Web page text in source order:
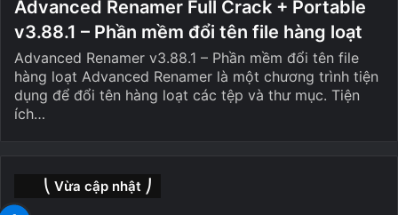
Advanced Renamer Full Crack + Portable
v3.88.1 – Phần mềm đổi tên file hàng loạt
Advanced Renamer v3.88.1 – Phần mềm đổi tên file
hàng loạt Advanced Renamer là một chương trình tiện
dụng để đổi tên hàng loạt các tệp và thư mục. Tiện
ích…
⎝ Vừa cập nhật ⎠